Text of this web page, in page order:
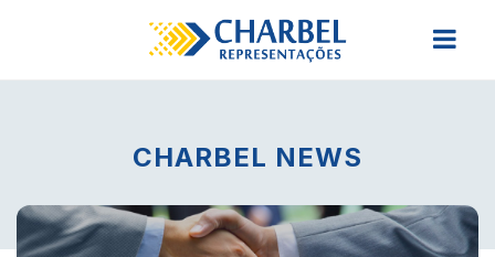
CHARBEL NEWS